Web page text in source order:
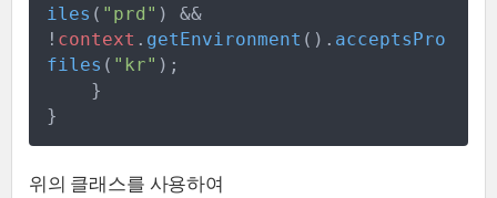
iles ( " prd " )
&&
! context . getEnvironment ( ) . acceptsPro
files ( " kr" ) ;
}
}
위의 클래스를 사용하여